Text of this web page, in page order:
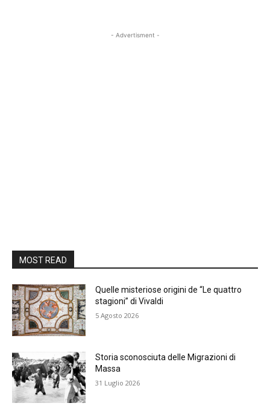
- Advertisment -
MOST READ
Quelle misteriose origini de “Le quattro
stagioni” di Vivaldi
5 Agosto 2026
Storia sconosciuta delle Migrazioni di
Massa
31 Luglio 2026